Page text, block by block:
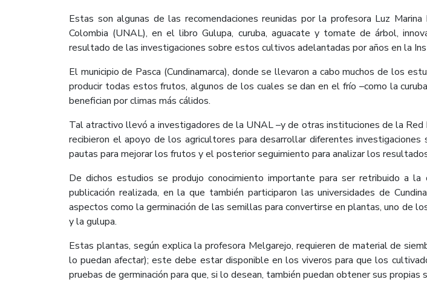
Estas son algunas de las recomendaciones reunidas por la profesora Luz
Colombia (UNAL), en el libro Gulupa, curuba, aguacate y tomate de árbol,
resultado de las investigaciones sobre estos cultivos adelantadas por años en la
El municipio de Pasca (Cundinamarca), donde se llevaron a cabo muchos de los
producir todas estos frutos, algunos de los cuales se dan en el frío –como la
benefician por climas más cálidos.
Tal atractivo llevó a investigadores de la UNAL –y de otras instituciones de la
recibieron el apoyo de los agricultores para desarrollar diferentes
pautas para mejorar los frutos y el posterior seguimiento para analizar los
De dichos estudios se produjo conocimiento importante para ser retribuido a
publicación realizada, en la que también participaron las universidades de
aspectos como la germinación de las semillas para convertirse en plantas, uno de
y la gulupa.
Estas plantas, según explica la profesora Melgarejo, requieren de material de
lo puedan afectar); este debe estar disponible en los viveros para que los
pruebas de germinación para que, si lo desean, también puedan obtener sus propias